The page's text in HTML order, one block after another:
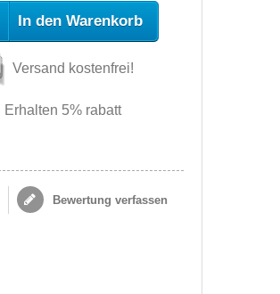
In den Warenkorb
Versand kostenfrei!
Erhalten 5% rabatt
Bewertung verfassen